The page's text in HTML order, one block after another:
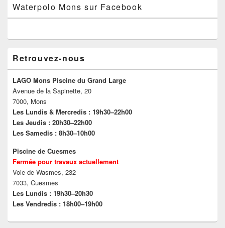
Waterpolo Mons sur Facebook
Retrouvez-nous
LAGO Mons Piscine du Grand Large
Avenue de la Sapinette, 20
7000, Mons
Les Lundis & Mercredis : 19h30–22h00
Les Jeudis : 20h30–22h00
Les Samedis : 8h30–10h00
Piscine de Cuesmes
Fermée pour travaux actuellement
Voie de Wasmes, 232
7033, Cuesmes
Les Lundis : 19h30–20h30
Les Vendredis : 18h00–19h00